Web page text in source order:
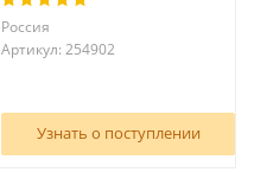
Россия
Артикул: 254902
Узнать о поступлении